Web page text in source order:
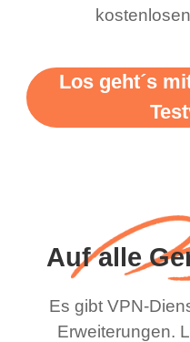
Los geht´s
Auf alle
Es gibt VPN-
Erweiterungen.